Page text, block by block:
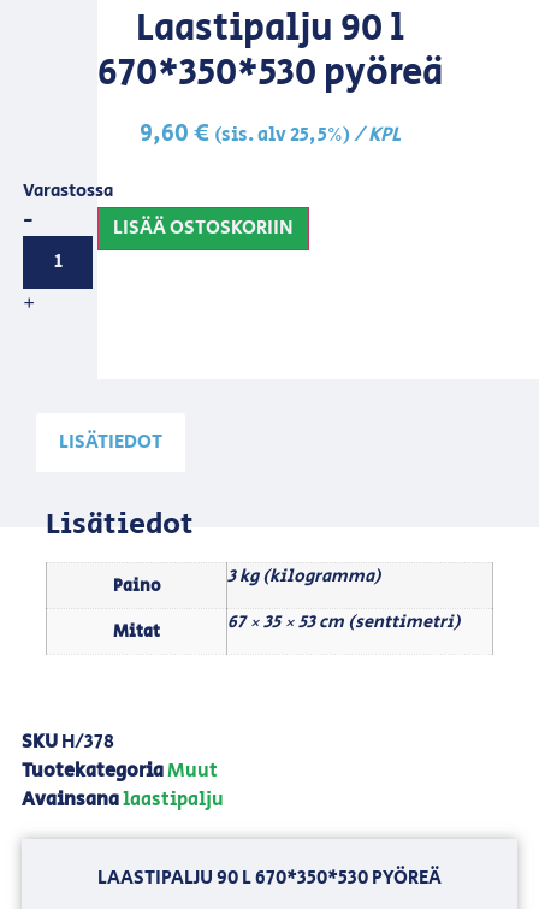
Laastipalju 90 l
670*350*530 pyöreä
9,60€ (sis. alv 25,5%)/ KPL
Varastossa
-
+
LISÄÄ OSTOSKORIIN
LISÄTIEDOT
Lisätiedot
Paino 3 kg (kilogramma)
Mitat 67 × 35 × 53 cm (senttimetri)
SKUH/378
TuotekategoriaMuut
Avainsanalaastipalju
LAASTIPALJU 90 L 670*350*530 PYÖREÄ